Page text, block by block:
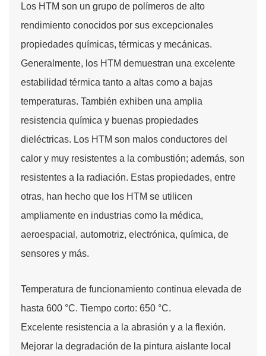
Los HTM son un grupo de polímeros de alto
rendimiento conocidos por sus excepcionales
propiedades químicas, térmicas y mecánicas.
Generalmente, los HTM demuestran una excelente
estabilidad térmica tanto a altas como a bajas
temperaturas. También exhiben una amplia
resistencia química y buenas propiedades
dieléctricas. Los HTM son malos conductores del
calor y muy resistentes a la combustión; además, son
resistentes a la radiación. Estas propiedades, entre
otras, han hecho que los HTM se utilicen
ampliamente en industrias como la médica,
aeroespacial, automotriz, electrónica, química, de
sensores y más.
Temperatura de funcionamiento continua elevada de
hasta 600 °C. Tiempo corto: 650 °C.
Excelente resistencia a la abrasión y a la flexión.
Mejorar la degradación de la pintura aislante local